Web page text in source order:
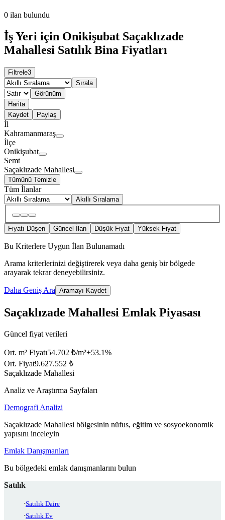
0 ilan bulundu
İş Yeri için Onikişubat Saçaklızade
Mahallesi Satılık Bina Fiyatları
Filtrele3
Sırala
Görünüm
Harita
Kaydet
Paylaş
İl
Kahramanmaraş
İlçe
Onikişubat
Semt
Saçaklızade Mahallesi
Tümünü Temizle
Tüm İlanlar
Akıllı Sıralama
Fiyatı Düşen Güncel İlan Düşük Fiyat Yüksek Fiyat
Bu Kriterlere Uygun İlan Bulunamadı
Arama kriterlerinizi değiştirerek veya daha geniş bir bölgede
arayarak tekrar deneyebilirsiniz.
Daha Geniş Ara Aramayı Kaydet
Saçaklızade Mahallesi Emlak Piyasası
Güncel fiyat verileri
Ort. m² Fiyatı54.702 ₺/m²+53.1%
Ort. Fiyat9.627.552 ₺
Saçaklızade Mahallesi
Analiz ve Araştırma Sayfaları
Demografi Analizi
Saçaklızade Mahallesi bölgesinin nüfus, eğitim ve sosyoekonomik
yapısını inceleyin
Emlak Danışmanları
Bu bölgedeki emlak danışmanlarını bulun
Satılık
Satılık Daire
Satılık Ev